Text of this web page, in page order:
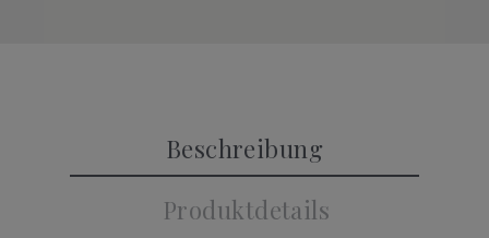
Beschreibung
Produktdetails